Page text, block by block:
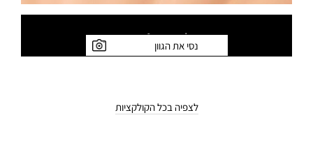
לצפייה ב-8גוונים
נסי את הגוון
לצפיה בכל הקולקציות